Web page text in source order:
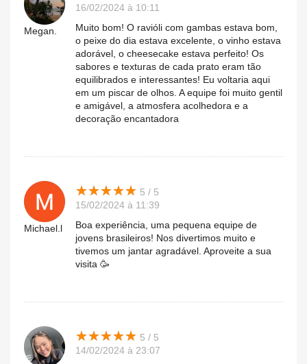
Megan.
16/02/2024 à 10:11
Muito bom! O ravióli com gambas estava bom,
o peixe do dia estava excelente, o vinho estava
adorável, o cheesecake estava perfeito! Os
sabores e texturas de cada prato eram tão
equilibrados e interessantes! Eu voltaria aqui
em um piscar de olhos. A equipe foi muito gentil
e amigável, a atmosfera acolhedora e a
decoração encantadora
Michael.l
★★★★★
★★★★★ 5 / 5
15/02/2024 à 11:39
Boa experiência, uma pequena equipe de
jovens brasileiros! Nos divertimos muito e
tivemos um jantar agradável. Aproveite a sua
visita 🥳
★★★★★
★★★★★ 5 / 5
14/02/2024 à 23:07